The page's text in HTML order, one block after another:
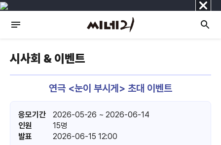
닫
기
시사회 & 이벤트
연극 <눈이 부시게> 초대 이벤트
응모기간
2026-05-26 ~ 2026-06-14
인원
15명
발표
2026-06-15 12:00